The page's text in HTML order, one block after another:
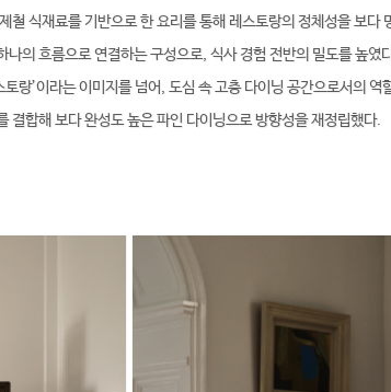
철 식재료를 기반으로 한 요리를 통해 레스토랑의 정체성을 보다
의 흐름으로 연결하는 구성으로, 식사 경험 전반의 밀도를 높였
랑’이라는 이미지를 넘어, 도심 속 고층 다이닝 공간으로서의 역
결합해 보다 완성도 높은 파인 다이닝으로 방향성을 재정립했다.